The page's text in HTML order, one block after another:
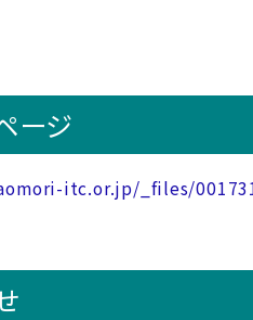
ージ
itc.or.jp/_files/